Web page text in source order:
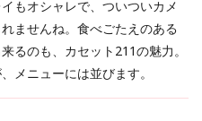
もオシャレで、ついついカメ
ませんね。食べごたえのある
るのも、カセット211の魅力。
メニューには並びます。